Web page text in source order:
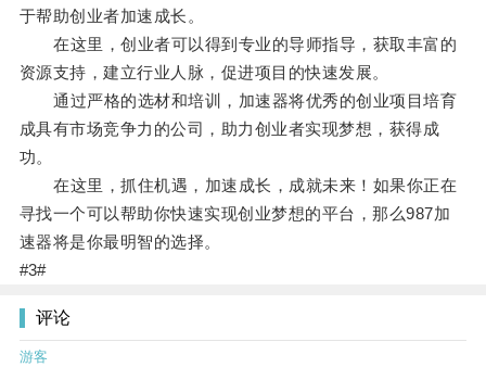
于帮助创业者加速成长。
在这里，创业者可以得到专业的导师指导，获取丰富的
资源支持，建立行业人脉，促进项目的快速发展。
通过严格的选材和培训，加速器将优秀的创业项目培育
成具有市场竞争力的公司，助力创业者实现梦想，获得成
功。
在这里，抓住机遇，加速成长，成就未来！如果你正在
寻找一个可以帮助你快速实现创业梦想的平台，那么987加
速器将是你最明智的选择。
#3#
评论
游客